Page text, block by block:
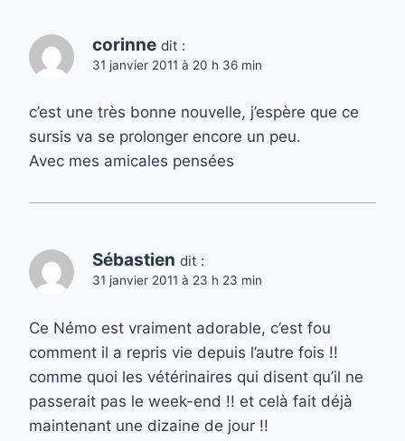
corinne dit :
31 janvier 2011 à 20 h 36 min
c’est une très bonne nouvelle, j’espère que ce
sursis va se prolonger encore un peu.
Avec mes amicales pensées
Sébastien dit :
31 janvier 2011 à 23 h 23 min
Ce Némo est vraiment adorable, c’est fou
comment il a repris vie depuis l’autre fois !!
comme quoi les vétérinaires qui disent qu’il ne
passerait pas le week-end !! et celà fait déjà
maintenant une dizaine de jour !!